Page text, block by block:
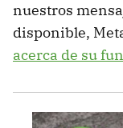
nuestros
disponible,
acerca de su